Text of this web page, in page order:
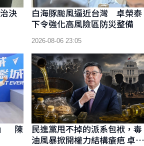
決
白海豚颱風逼近台灣 卓榮泰
下令強化高風險區防災整備
2026-08-06 23:05
」 陳
民進黨甩不掉的派系包袱，毒
油風暴掀開權力結構瘡疤 卓榮